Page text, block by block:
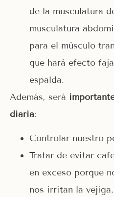
de la musculatura
musculatura
para el músculo
que hará efecto
espalda.
Además, será
diaria:
Controlar nuestro
Tratar de evitar
en exceso porque
nos irritan la vejiga.